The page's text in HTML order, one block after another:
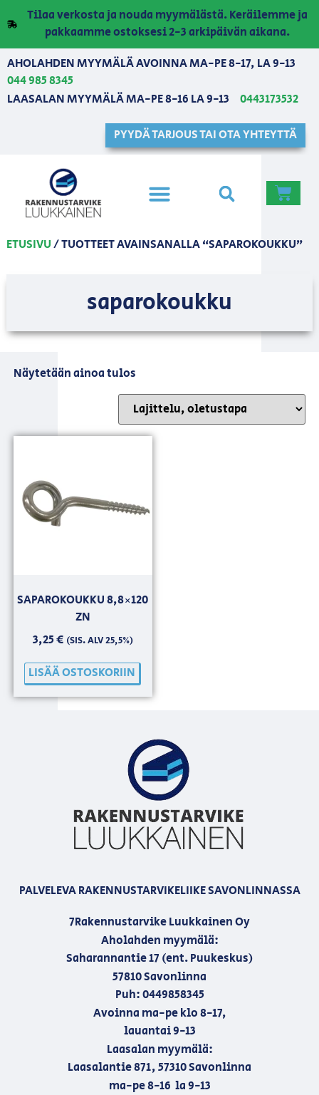
Tilaa verkosta ja nouda myymälästä. Keräilemme ja
pakkaamme ostoksesi 2-3 arkipäivän aikana.
AHOLAHDEN MYYMÄLÄ AVOINNA MA-PE 8-17, LA 9-13
044 985 8345
LAASALAN MYYMÄLÄ MA-PE 8-16 LA 9-13
0443173532
PYYDÄ TARJOUS TAI OTA YHTEYTTÄ
ETUSIVU/ TUOTTEET AVAINSANALLA “SAPAROKOUKKU”
saparokoukku
Näytetään ainoa tulos
SAPAROKOUKKU 8,8×120
ZN
3,25€ (SIS. ALV 25,5%)
LISÄÄ OSTOSKORIIN
PALVELEVA RAKENNUSTARVIKELIIKE SAVONLINNASSA
7Rakennustarvike Luukkainen Oy
Aholahden myymälä:
Saharannantie 17 (ent. Puukeskus)
57810 Savonlinna
Puh: 0449858345
Avoinna ma-pe klo 8-17,
lauantai 9-13
Laasalan myymälä:
Laasalantie 871, 57310 Savonlinna
ma-pe 8-16 la 9-13